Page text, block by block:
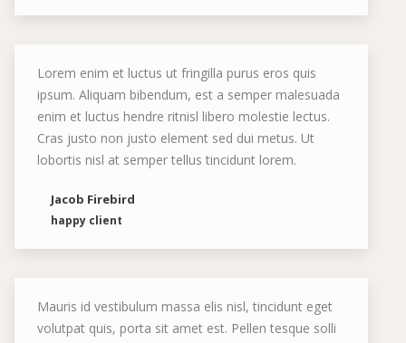
Lorem enim et luctus ut fringilla purus eros quis
ipsum. Aliquam bibendum, est a semper malesuada
enim et luctus hendre ritnisl libero molestie lectus.
Cras justo non justo element sed dui metus. Ut
lobortis nisl at semper tellus tincidunt lorem.
Jacob Firebird
happy client
Mauris id vestibulum massa elis nisl, tincidunt eget
volutpat quis, porta sit amet est. Pellen tesque solli